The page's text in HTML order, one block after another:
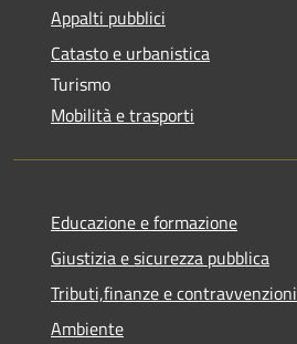
Appalti pubblici
Catasto e urbanistica
Turismo
Mobilità e trasporti
Educazione e formazione
Giustizia e sicurezza pubblica
Tributi,finanze e contravvenzioni
Ambiente